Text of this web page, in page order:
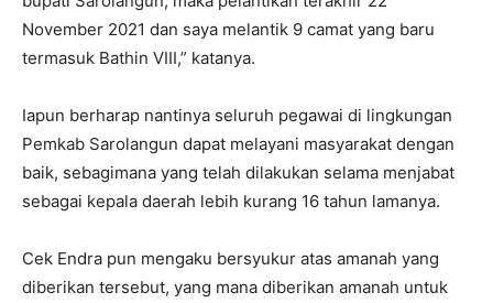
November 2021 dan saya melantik 9 camat yang baru
termasuk Bathin VIII,” katanya.
Iapun berharap nantinya seluruh pegawai di lingkungan
Pemkab Sarolangun dapat melayani masyarakat dengan
baik, sebagimana yang telah dilakukan selama menjabat
sebagai kepala daerah lebih kurang 16 tahun lamanya.
Cek Endra pun mengaku bersyukur atas amanah yang
diberikan tersebut, yang mana diberikan amanah untuk